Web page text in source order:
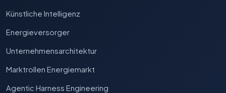
Künstliche Intelligenz
Energieversorger
Unternehmensarchitektur
Marktrollen Energiemarkt
Agentic Harness Engineering